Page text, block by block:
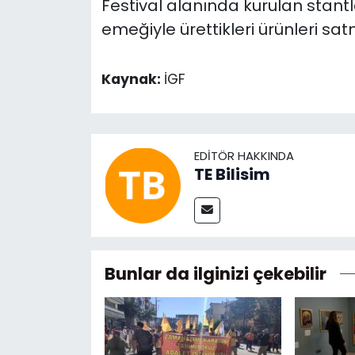
Festival alanında kurulan
emeğiyle ürettikleri ürünleri
Kaynak: İGF
EDITÖR HAKKINDA
TE Bilisim
Bunlar da ilginizi çekebilir